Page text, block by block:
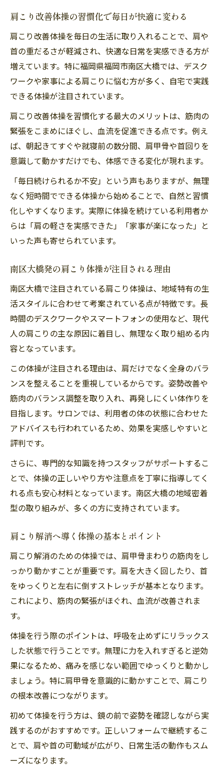
簡単ステップで続けられる肩こり対策法
リビングで始める肩こり予防の習慣作り
肩こり改善に役立つセルフ体操のコツ
肩こりを楽にする大橋発のセルフ体操術
大橋発セルフ体操で肩こりが楽になる理由
肩こり改善に効くセルフ体操の実践法
自宅で取り入れるべき肩こり解消術
セルフ体操で肩こり予防の新習慣を定着
肩こり対策に効果的なセルフケア方法
デスクワークの肩こり対策に最適な体操法
肩こり解消を目指す仕事終わりの体操習慣
デスクワーク後におすすめの肩こり体操
肩こり軽減のためのオフィス体操のコツ
ストレッチ専門店級のケアをおうちで実現
ストレッチ専門店級の肩こりケアを自宅で
肩こりに効果的なおうちストレッチの方法
肩こり改善に役立つプロ級ストレッチ習慣
専門店に学ぶ肩こり改善体操の秘訣とは
肩こり対策に役立つ効果的な体操方法とは
肩こりに効くおすすめ体操の選び方を解説
肩こり改善体操の効果を高めるポイント
毎日続けやすい肩こり対策体操の特徴
体操で肩こり予防を日常に取り入れる方法
肩こり改善体操の習慣化で毎日が快適に変わる
肩こり改善体操を毎日の生活に取り入れることで、肩や
首の重だるさが軽減され、快適な日常を実感できる方が
増えています。特に福岡県福岡市南区大橋では、デスク
ワークや家事による肩こりに悩む方が多く、自宅で実践
できる体操が注目されています。
肩こり改善体操を習慣化する最大のメリットは、筋肉の
緊張をこまめにほぐし、血流を促進できる点です。例え
ば、朝起きてすぐや就寝前の数分間、肩甲骨や首回りを
意識して動かすだけでも、体感できる変化が現れます。
「毎日続けられるか不安」という声もありますが、無理
なく短時間でできる体操から始めることで、自然と習慣
化しやすくなります。実際に体操を続けている利用者か
らは「肩の軽さを実感できた」「家事が楽になった」と
いった声も寄せられています。
南区大橋発の肩こり体操が注目される理由
南区大橋で注目されている肩こり体操は、地域特有の生
活スタイルに合わせて考案されている点が特徴です。長
時間のデスクワークやスマートフォンの使用など、現代
人の肩こりの主な原因に着目し、無理なく取り組める内
容となっています。
この体操が注目される理由は、肩だけでなく全身のバラ
ンスを整えることを重視しているからです。姿勢改善や
筋肉のバランス調整を取り入れ、再発しにくい体作りを
目指します。サロンでは、利用者の体の状態に合わせた
アドバイスも行われているため、効果を実感しやすいと
評判です。
さらに、専門的な知識を持つスタッフがサポートするこ
とで、体操の正しいやり方や注意点を丁寧に指導してく
れる点も安心材料となっています。南区大橋の地域密着
型の取り組みが、多くの方に支持されています。
肩こり解消へ導く体操の基本とポイント
肩こり解消のための体操では、肩甲骨まわりの筋肉をし
っかり動かすことが重要です。肩を大きく回したり、首
をゆっくりと左右に倒すストレッチが基本となります。
これにより、筋肉の緊張がほぐれ、血流が改善されま
す。
体操を行う際のポイントは、呼吸を止めずにリラックス
した状態で行うことです。無理に力を入れすぎると逆効
果になるため、痛みを感じない範囲でゆっくりと動かし
ましょう。特に肩甲骨を意識的に動かすことで、肩こり
の根本改善につながります。
初めて体操を行う方は、鏡の前で姿勢を確認しながら実
践するのがおすすめです。正しいフォームで継続するこ
とで、肩や首の可動域が広がり、日常生活の動作もスム
ーズになります。